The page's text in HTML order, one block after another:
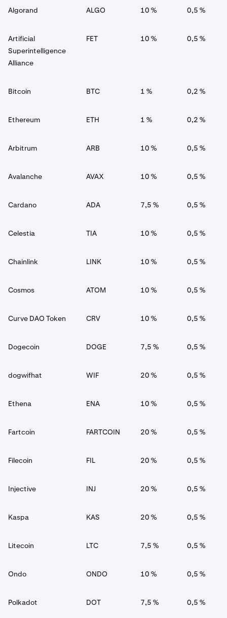
Algorand ALGO 10 % 0,5 %
Artificial
Superintelligence
Alliance
FET 10 % 0,5 %
Bitcoin BTC 1 % 0,2 %
Ethereum ETH 1 % 0,2 %
Arbitrum ARB 10 % 0,5 %
Avalanche AVAX 10 % 0,5 %
Cardano ADA 7,5 % 0,5 %
Celestia TIA 10 % 0,5 %
Chainlink LINK 10 % 0,5 %
Cosmos ATOM 10 % 0,5 %
Curve DAO Token CRV 10 % 0,5 %
Dogecoin DOGE 7,5 % 0,5 %
dogwifhat WIF 20 % 0,5 %
Ethena ENA 10 % 0,5 %
Fartcoin FARTCOIN 20 % 0,5 %
Filecoin FIL 20 % 0,5 %
Injective INJ 20 % 0,5 %
Kaspa KAS 20 % 0,5 %
Litecoin LTC 7,5 % 0,5 %
Ondo ONDO 10 % 0,5 %
Polkadot DOT 7,5 % 0,5 %